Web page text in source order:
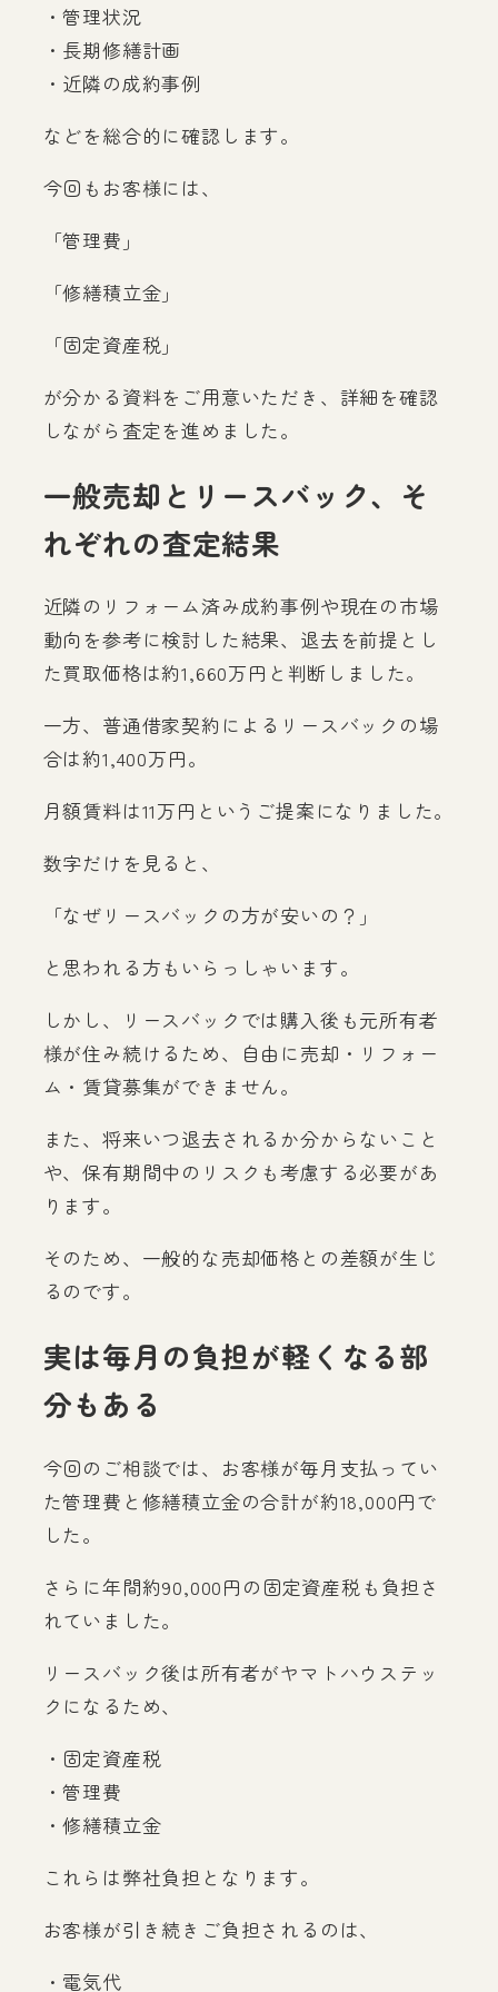
・管理状況
・長期修繕計画
・近隣の成約事例
などを総合的に確認します。
今回もお客様には、
「管理費」
「修繕積立金」
「固定資産税」
が分かる資料をご用意いただき、詳細を確認
しながら査定を進めました。
一般売却とリースバック、そ
れぞれの査定結果
近隣のリフォーム済み成約事例や現在の市場
動向を参考に検討した結果、退去を前提とし
た買取価格は約1,660万円と判断しました。
一方、普通借家契約によるリースバックの場
合は約1,400万円。
月額賃料は11万円というご提案になりました。
数字だけを見ると、
「なぜリースバックの方が安いの？」
と思われる方もいらっしゃいます。
しかし、リースバックでは購入後も元所有者
様が住み続けるため、自由に売却・リフォー
ム・賃貸募集ができません。
また、将来いつ退去されるか分からないこと
や、保有期間中のリスクも考慮する必要があ
ります。
そのため、一般的な売却価格との差額が生じ
るのです。
実は毎月の負担が軽くなる部
分もある
今回のご相談では、お客様が毎月支払ってい
た管理費と修繕積立金の合計が約18,000円で
した。
さらに年間約90,000円の固定資産税も負担さ
れていました。
リースバック後は所有者がヤマトハウステッ
クになるため、
・固定資産税
・管理費
・修繕積立金
これらは弊社負担となります。
お客様が引き続きご負担されるのは、
・電気代